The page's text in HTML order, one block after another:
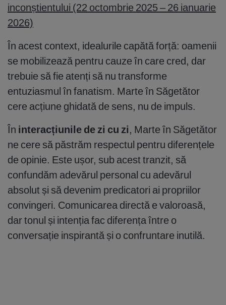
inconștientului (22 octombrie 2025 – 26 ianuarie
2026)
În acest context, idealurile capătă forță: oamenii
se mobilizează pentru cauze în care cred, dar
trebuie să fie atenți să nu transforme
entuziasmul în fanatism. Marte în Săgetător
cere acțiune ghidată de sens, nu de impuls.
În interacțiunile de zi cu zi, Marte în Săgetător
ne cere să păstrăm respectul pentru diferențele
de opinie. Este ușor, sub acest tranzit, să
confundăm adevărul personal cu adevărul
absolut și să devenim predicatori ai propriilor
convingeri. Comunicarea directă e valoroasă,
dar tonul și intenția fac diferența între o
conversație inspirantă și o confruntare inutilă.